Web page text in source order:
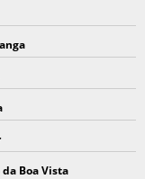
da Boa Vista